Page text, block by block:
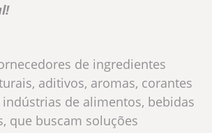
de ingredientes
aditivos, aromas, corantes
de alimentos, bebidas
que buscam soluções